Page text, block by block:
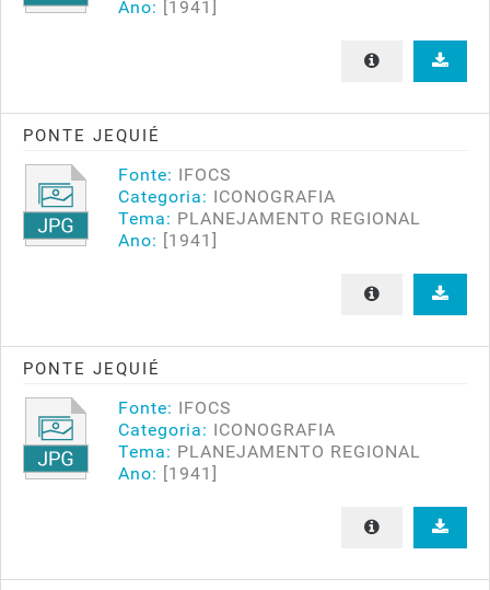
Ano: [1941]
PONTE JEQUIÉ
Fonte: IFOCS
Categoria: ICONOGRAFIA
Tema: PLANEJAMENTO REGIONAL
Ano: [1941]
PONTE JEQUIÉ
Fonte: IFOCS
Categoria: ICONOGRAFIA
Tema: PLANEJAMENTO REGIONAL
Ano: [1941]